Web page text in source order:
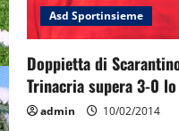
Asd Sportinsieme
Doppietta di
Trinacria supera 3-0
admin 10/02/2014